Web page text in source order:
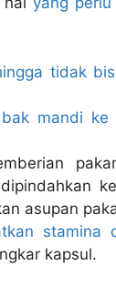
tidak
mandi ke
asupan
stamina
kapsul.